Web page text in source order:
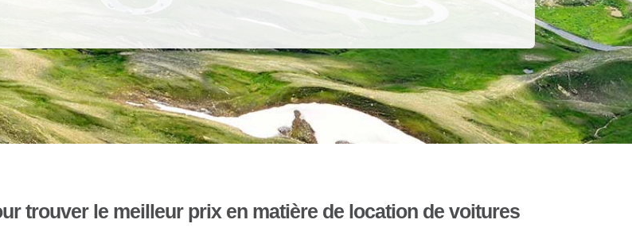
trouver le meilleur prix en matière de location de voitures